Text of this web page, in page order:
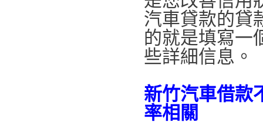
汽車貸款的貸
的就是填寫一
些詳細信息。
新竹汽車借款
率相關